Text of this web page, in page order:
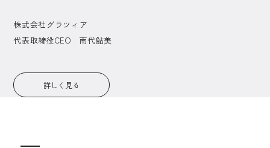
株式会社グラツィア
代表取締役CEO 南代鮎美
詳しく見る